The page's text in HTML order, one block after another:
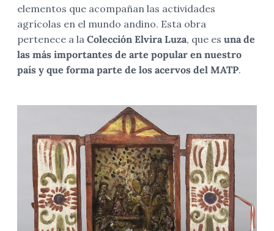
elementos que acompañan las actividades
agrícolas en el mundo andino. Esta obra
pertenece a la Colección Elvira Luza, que es una de
las más importantes de arte popular en nuestro
país y que forma parte de los acervos del MATP.